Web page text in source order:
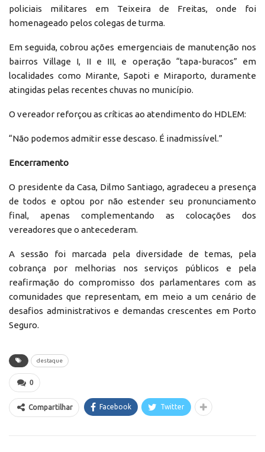
policiais militares em Teixeira de Freitas, onde foi
homenageado pelos colegas de turma.
Em seguida, cobrou ações emergenciais de manutenção nos
bairros Village I, II e III, e operação “tapa-buracos” em
localidades como Mirante, Sapoti e Miraporto, duramente
atingidas pelas recentes chuvas no município.
O vereador reforçou as críticas ao atendimento do HDLEM:
“Não podemos admitir esse descaso. É inadmissível.”
Encerramento
O presidente da Casa, Dilmo Santiago, agradeceu a presença
de todos e optou por não estender seu pronunciamento
final, apenas complementando as colocações dos
vereadores que o antecederam.
A sessão foi marcada pela diversidade de temas, pela
cobrança por melhorias nos serviços públicos e pela
reafirmação do compromisso dos parlamentares com as
comunidades que representam, em meio a um cenário de
desafios administrativos e demandas crescentes em Porto
Seguro.
destaque
0
Compartilhar Facebook Twitter